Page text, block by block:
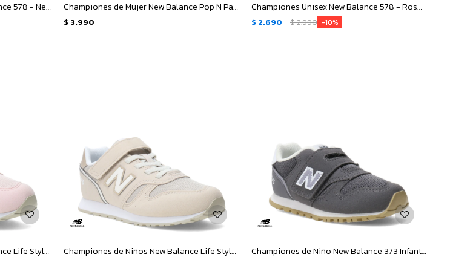
Championes de Niños New Balance 578 - Negro - Blanco Championes de Mujer New Balance Pop N Pack Leather - Beige - Verde
$ 3.990
Championes Unisex New Balance 578 - Rosa - Blanco
$ 2.690 $2.990 10
Championes de Niños New Balance Life Style 373 - Rosado Championes de Niños New Balance Life Style 373 - Beige Championes de Niño New Balance 373 Infant - Gris